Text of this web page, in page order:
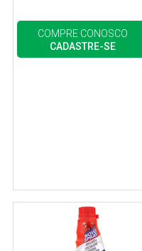
COMPRE CONOSCO
CADASTRE-SE